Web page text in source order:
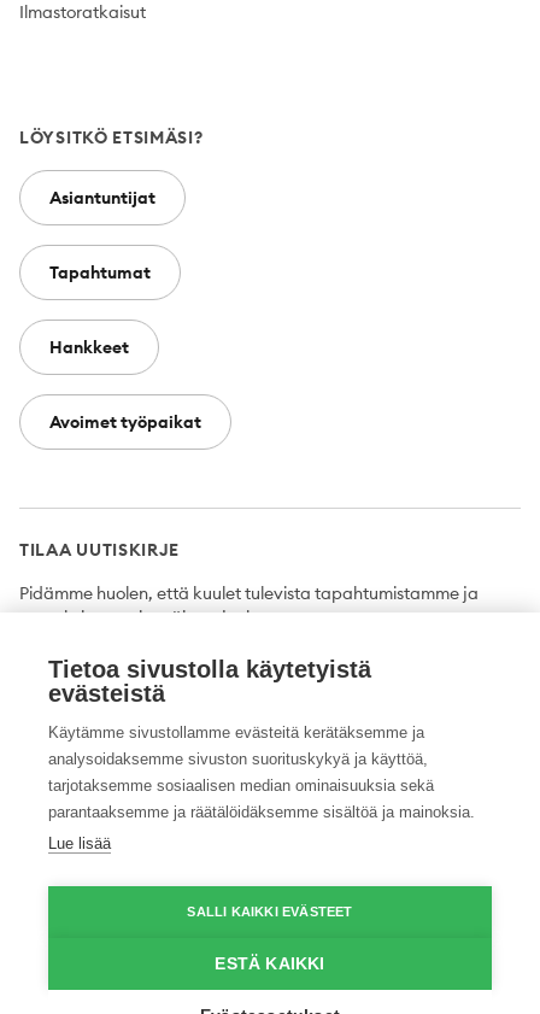
Ilmastoratkaisut
LÖYSITKÖ ETSIMÄSI?
Asiantuntijat
Tapahtumat
Hankkeet
Avoimet työpaikat
TILAA UUTISKIRJE
Pidämme huolen, että kuulet tulevista tapahtumistamme ja
uutuuksista ensimmäisten joukossa.
Tilaa
Twitter FacebookYouTubeInstagramLinkedIn
© 2026 ProAgria. Kaikki oikeudet pidätetään.
Tietoa sivustolla käytetyistä
evästeistä
Käytämme sivustollamme evästeitä kerätäksemme ja
analysoidaksemme sivuston suorituskykyä ja käyttöä,
tarjotaksemme sosiaalisen median ominaisuuksia sekä
parantaaksemme ja räätälöidäksemme sisältöä ja mainoksia.
Lue lisää
SALLI KAIKKI EVÄSTEET
ESTÄ KAIKKI